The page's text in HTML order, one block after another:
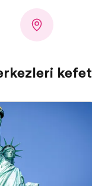
keşfet